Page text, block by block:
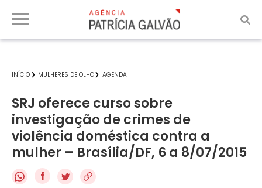
INÍCIO MULHERES DE OLHO AGENDA
SRJ oferece curso sobre
investigação de crimes de
violência doméstica contra a
mulher – Brasília/DF, 6 a 8/07/2015
f